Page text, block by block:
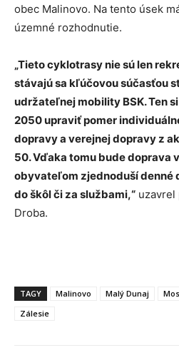
obec Malinovo. Na tento úsek
územné rozhodnutie.
„Tieto cyklotrasy nie sú len
stávajú sa kľúčovou súčasťou
udržateľnej mobility BSK. Ten
2050 upraviť pomer
dopravy a verejnej dopravy z
50. Vďaka tomu bude doprava
obyvateľom zjednoduší denné
do škôl či za službami,“ uzavrel
Droba.
TAGY Malinovo Malý Dunaj
Zálesie